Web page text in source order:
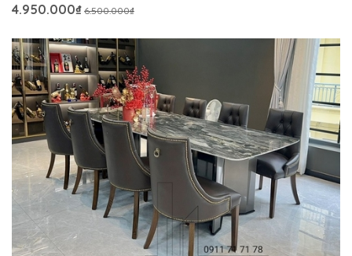
4.950.000₫ 6.500.000₫